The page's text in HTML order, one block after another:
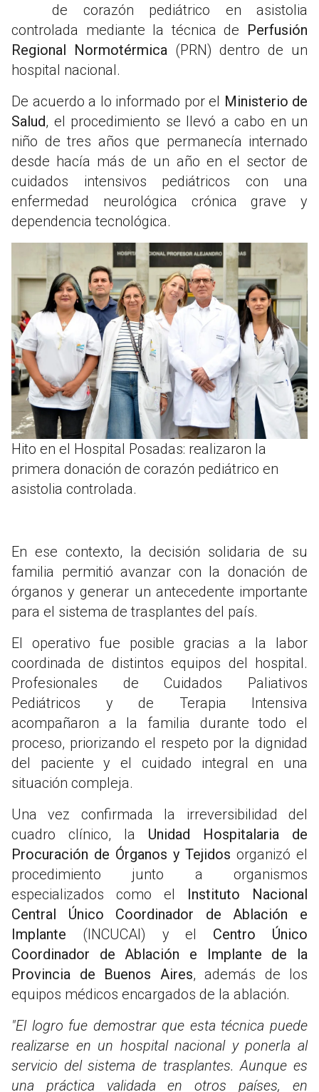
de corazón pediátrico en asistolia
controlada mediante la técnica de Perfusión
Regional Normotérmica(PRN) dentro de un
hospital nacional.
De acuerdo a lo informado por el Ministerio de
Salud, el procedimiento se llevó a cabo en un
niño de tres años que permanecía internado
desde hacía más de un año en el sector de
cuidados intensivos pediátricos con una
enfermedad neurológica crónica grave y
dependencia tecnológica.
Hito en el Hospital Posadas: realizaron la
primera donación de corazón pediátrico en
asistolia controlada.
En ese contexto, la decisión solidaria de su
familia permitió avanzar con la donación de
órganos y generar un antecedente importante
para el sistema de trasplantes del país.
El operativo fue posible gracias a la labor
coordinada de distintos equipos del hospital.
Profesionales de Cuidados Paliativos
Pediátricos y de Terapia Intensiva
acompañaron a la familia durante todo el
proceso, priorizando el respeto por la dignidad
del paciente y el cuidado integral en una
situación compleja.
Una vez confirmada la irreversibilidad del
cuadro clínico, la Unidad Hospitalaria de
Procuración de Órganos y Tejidos organizó el
procedimiento junto a organismos
especializados como el Instituto Nacional
Central Único Coordinador de Ablación e
Implante (INCUCAI) y el Centro Único
Coordinador de Ablación e Implante de la
Provincia de Buenos Aires, además de los
equipos médicos encargados de la ablación.
"El logro fue demostrar que esta técnica puede
realizarse en un hospital nacional y ponerla al
servicio del sistema de trasplantes. Aunque es
una práctica validada en otros países, en